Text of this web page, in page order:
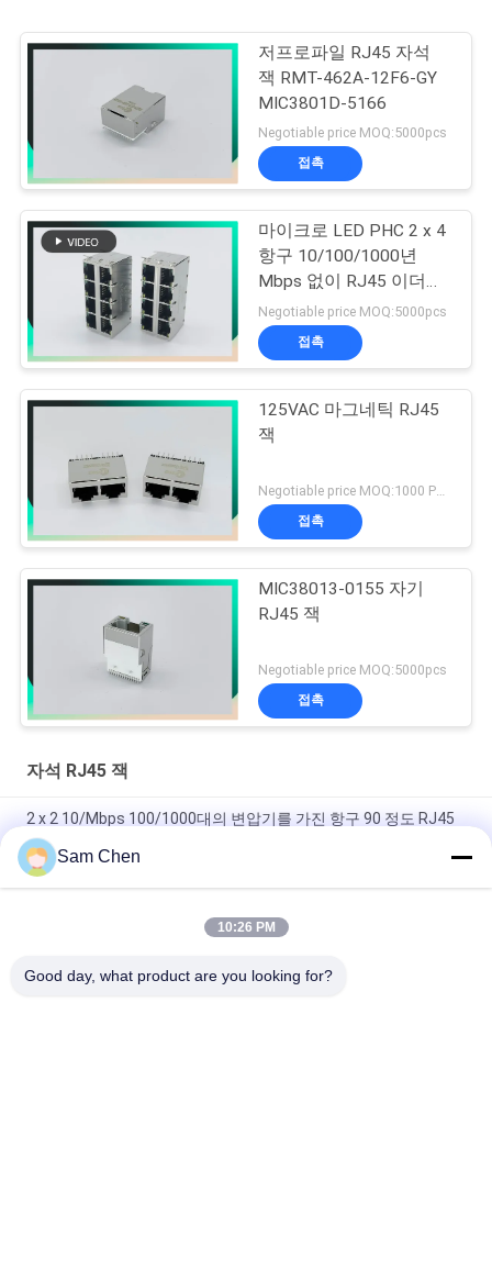
저프로파일 RJ45 자석
잭 RMT-462A-12F6-GY
MIC3801D-5166
Negotiable price MOQ:5000pcs
접촉
마이크로 LED PHC 2 x 4
항구 10/100/1000년
Mbps 없이 RJ45 이더네
트 잭
Negotiable price MOQ:5000pcs
접촉
125VAC 마그네틱 RJ45
잭
접촉
MIC38013-0155 자기
RJ45 잭
Negotiable price MOQ:5000pcs
접촉
자석 RJ45 잭
2 x 2 10/Mbps 100/1000대의 변압기를 가진 항구 90 정도 RJ45
잭
PBT 이더네트 RJ45 잭 RMA-065BC-20F6-YG 2 x 1 항구
Sam Chen
10:26 PM
Good day, what product are you looking for?